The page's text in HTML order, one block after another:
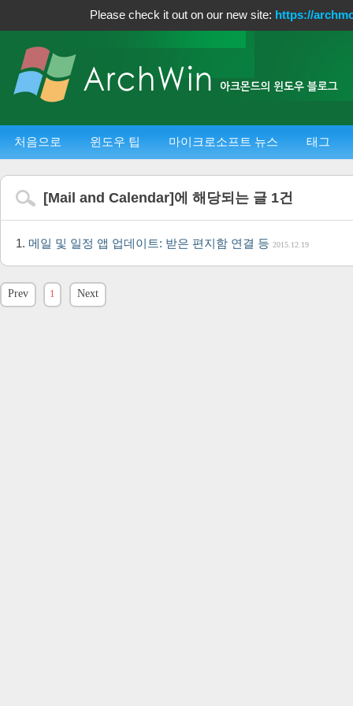
Please check it out on our new site: https://
처음으로 윈도우 팁 마이크로소프트 뉴스 태그
[Mail and Calendar]에 해당되는 글 1건
메일 및 일정 앱 업데이트: 받은 편지함 연결 등 2015.12.19
Prev 1 Next